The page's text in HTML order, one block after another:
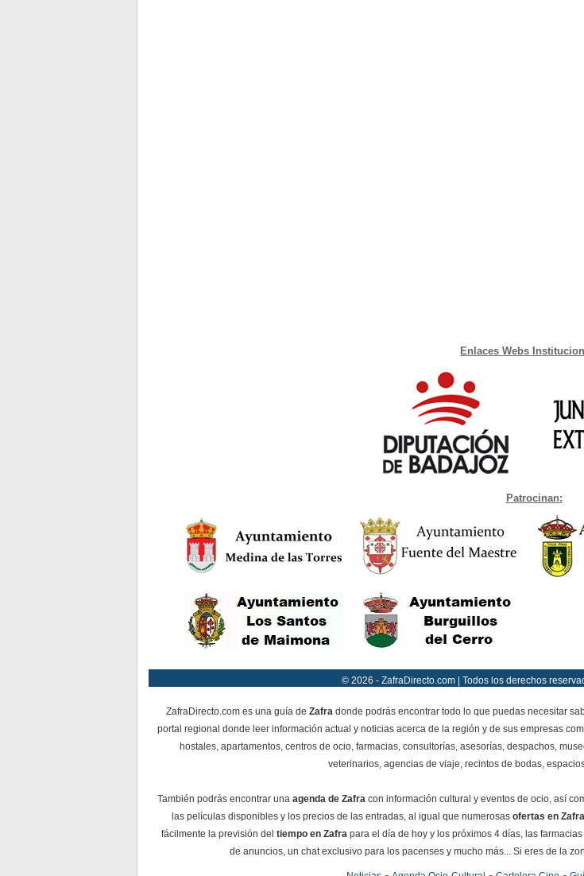
Enlaces Webs
Patrocinan:
© 2026 - ZafraDirecto.com | Todos los derechos
ZafraDirecto.com es una guía de Zafra donde podrás encontrar todo lo que puedas necesitar
portal regional donde leer información actual y noticias acerca de la región y de sus empresas
hostales, apartamentos, centros de ocio, farmacias, consultorías, asesorías, despachos,
veterinarios, agencias de viaje, recintos de bodas,
También podrás encontrar una agenda de Zafracon información cultural y eventos de ocio, así
las películas disponibles y los precios de las entradas, al igual que numerosas ofertas en Zafra
fácilmente la previsión del tiempo en Zafrapara el día de hoy y los próximos 4 días, las
de anuncios, un chat exclusivo para los pacenses y mucho más... Si eres de la